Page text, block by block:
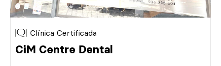
Clínica Certificada
CiM Centre Dental